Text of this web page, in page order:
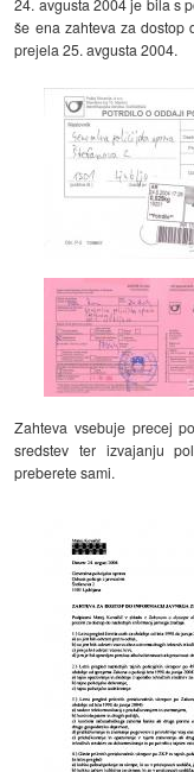
24. avgusta 2004 je bila s
še ena zahteva za dostop
prejela 25. avgusta 2004.
Zahteva vsebuje precej
sredstev ter izvajanju
preberete sami.